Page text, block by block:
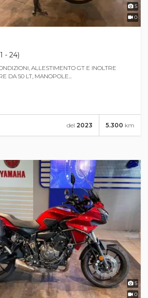
5
0
- 24)
ALLESTIMENTO GT E INOLTRE
DA 50 LT, MANOPOLE...
5.300 km
del 2023
5
0